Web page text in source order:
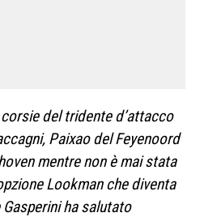
del tridente d’attacco
Paixao del Feyenoord
mentre non è mai stata
Lookman che diventa
ha salutato